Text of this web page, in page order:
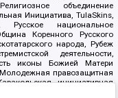
объединение
Инициатива, TulaSkins,
Русское национальное
Коренного Русского
народа, Рубеж
деятельности,
иконы Божией Матери
правозащитная
инициативная